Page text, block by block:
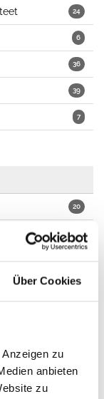
Über Cookies
zu
anbieten
zu
24
6
36
39
7
20
4
ilmastointi